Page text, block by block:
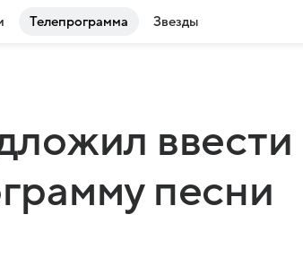
Телепрограмма Звезды
ввести
песни